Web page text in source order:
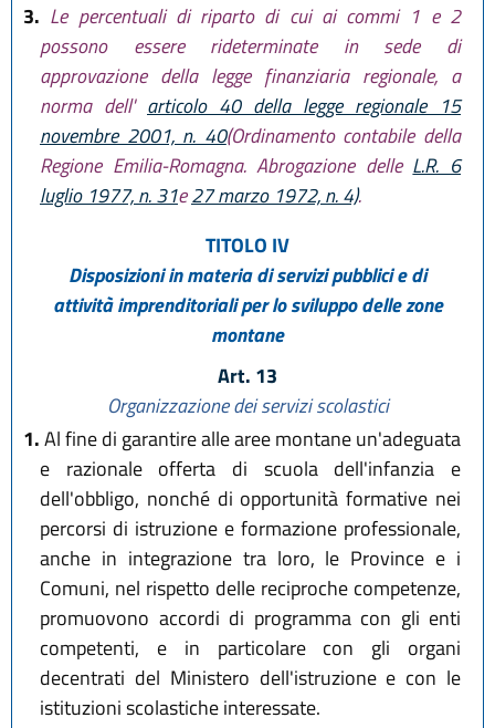
3. Le percentuali di riparto di cui ai commi 1 e 2
possono essere rideterminate in sede di
approvazione della legge finanziaria regionale, a
norma dell' articolo 40 della legge regionale 15
novembre 2001, n. 40(Ordinamento contabile della
Regione Emilia-Romagna. Abrogazione delle L.R. 6
luglio 1977, n. 31e27 marzo 1972, n. 4).
TITOLO IV
Disposizioni in materia di servizi pubblici e di
attività imprenditoriali per lo sviluppo delle zone
montane
Art. 13
Organizzazione dei servizi scolastici
1.Al fine di garantire alle aree montane un'adeguata
e razionale offerta di scuola dell'infanzia e
dell'obbligo, nonché di opportunità formative nei
percorsi di istruzione e formazione professionale,
anche in integrazione tra loro, le Province e i
Comuni, nel rispetto delle reciproche competenze,
promuovono accordi di programma con gli enti
competenti, e in particolare con gli organi
decentrati del Ministero dell'istruzione e con le
istituzioni scolastiche interessate.